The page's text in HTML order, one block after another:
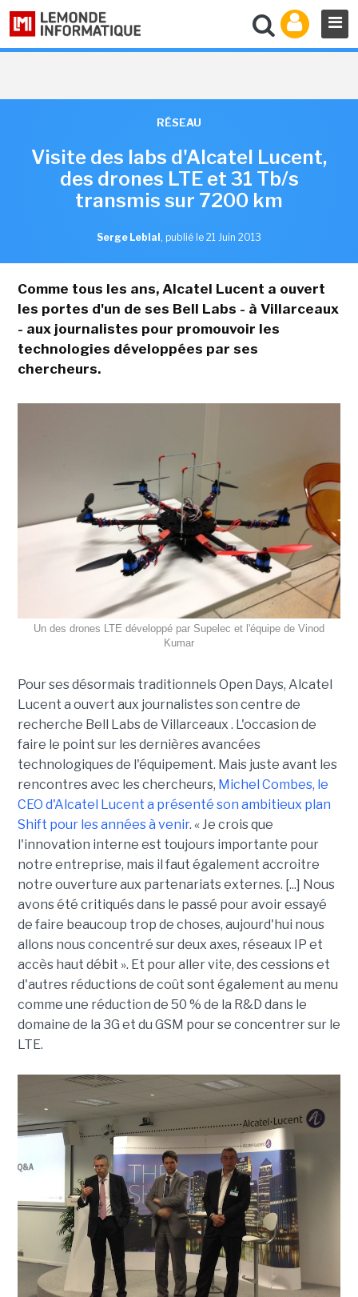
RÉSEAU
Visite des labs d'Alcatel Lucent,
des drones LTE et 31 Tb/s
transmis sur 7200 km
Serge Leblal , publié le 21 Juin 2013
Comme tous les ans, Alcatel Lucent a ouvert
les portes d'un de ses Bell Labs - à Villarceaux
- aux journalistes pour promouvoir les
technologies développées par ses
chercheurs.
Un des drones LTE développé par Supelec et l'équipe de Vinod
Kumar
Pour ses désormais traditionnels Open Days, Alcatel
Lucent a ouvert aux journalistes son centre de
recherche Bell Labs de Villarceaux . L'occasion de
faire le point sur les dernières avancées
technologiques de l'équipement. Mais juste avant les
rencontres avec les chercheurs, Michel Combes, le
CEO d'Alcatel Lucent a présenté son ambitieux plan
Shift pour les années à venir. « Je crois que
l'innovation interne est toujours importante pour
notre entreprise, mais il faut également accroitre
notre ouverture aux partenariats externes. [...] Nous
avons été critiqués dans le passé pour avoir essayé
de faire beaucoup trop de choses, aujourd'hui nous
allons nous concentré sur deux axes, réseaux IP et
accès haut débit ». Et pour aller vite, des cessions et
d'autres réductions de coût sont également au menu
comme une réduction de 50 % de la R&D dans le
domaine de la 3G et du GSM pour se concentrer sur le
LTE.